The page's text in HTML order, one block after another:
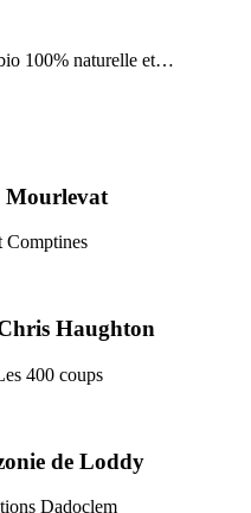
100% naturelle et…
Mourlevat
Comptines
Haughton
400 coups
de Loddy
Dadoclem